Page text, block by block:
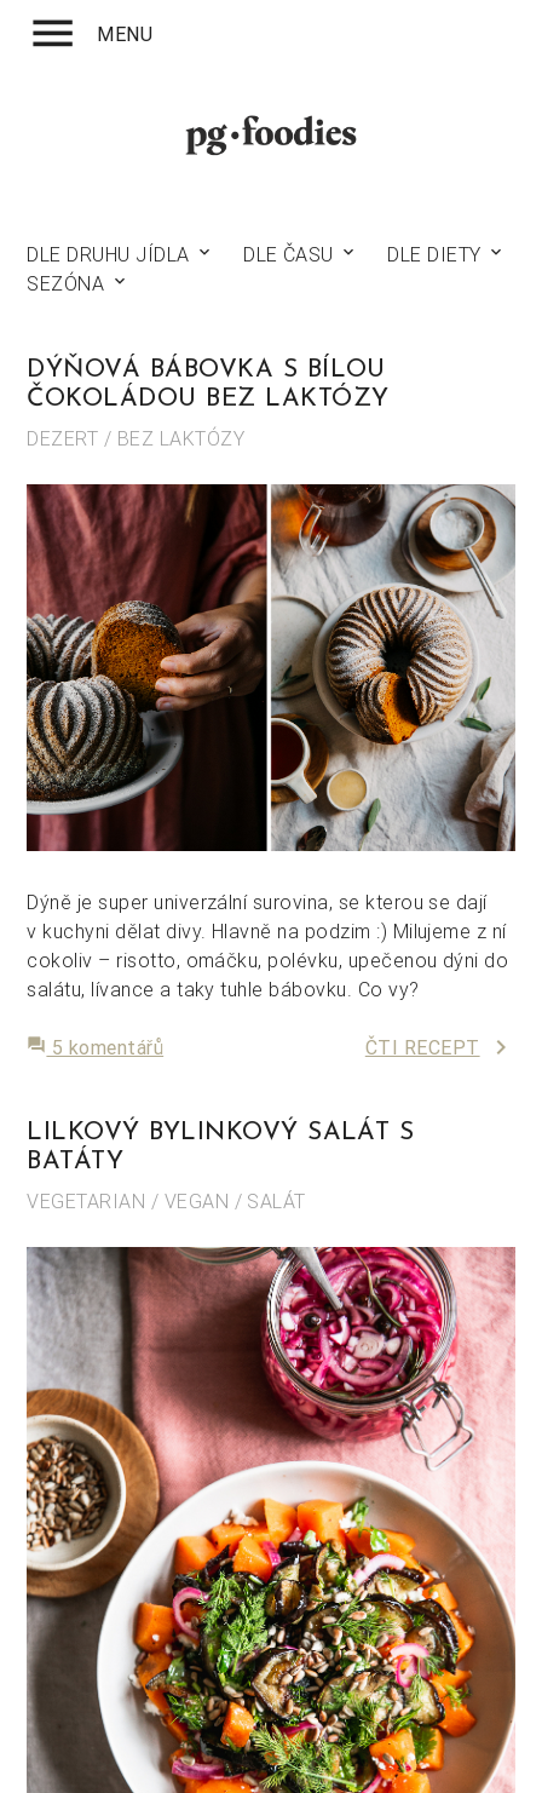
menu MENU
DLE DRUHU JÍDLA keyboard_arrow_down DLE ČASU keyboard_arrow_down DLE DIETY keyboard_arrow_down
SEZÓNA keyboard_arrow_down
DÝŇOVÁ BÁBOVKA S BÍLOU
ČOKOLÁDOU BEZ LAKTÓZY
DEZERT / BEZ LAKTÓZY
Dýně je super univerzální surovina, se kterou se dají
v kuchyni dělat divy. Hlavně na podzim :) Milujeme z ní
cokoliv – risotto, omáčku, polévku, upečenou dýni do
salátu, lívance a taky tuhle bábovku. Co vy?
forum 5 komentářů ČTI RECEPT keyboard_arrow_right
LILKOVÝ BYLINKOVÝ SALÁT S
BATÁTY
VEGETARIAN / VEGAN / SALÁT